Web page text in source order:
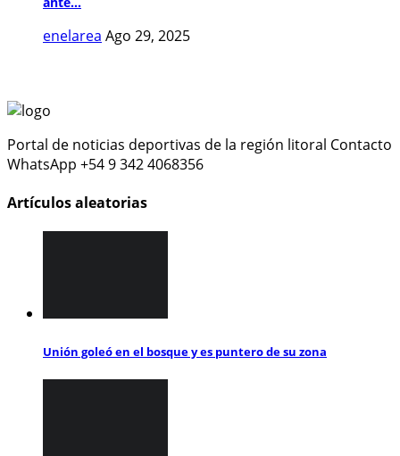
enelarea Ago 29, 2025
Portal de noticias deportivas de la región litoral Contacto
WhatsApp +54 9 342 4068356
Artículos aleatorias
Unión goleó en el bosque y es puntero de su zona